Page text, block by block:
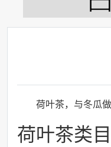
荷叶茶，与冬瓜
荷叶茶类